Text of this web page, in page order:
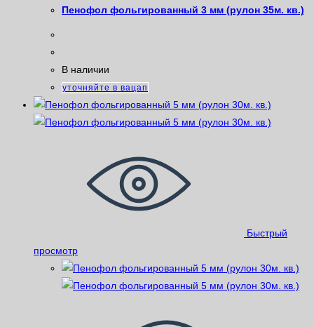
Пенофол фольгированный 3 мм (рулон 35м. кв.)
В наличии
уточняйте в вацап
Быстрый
просмотр